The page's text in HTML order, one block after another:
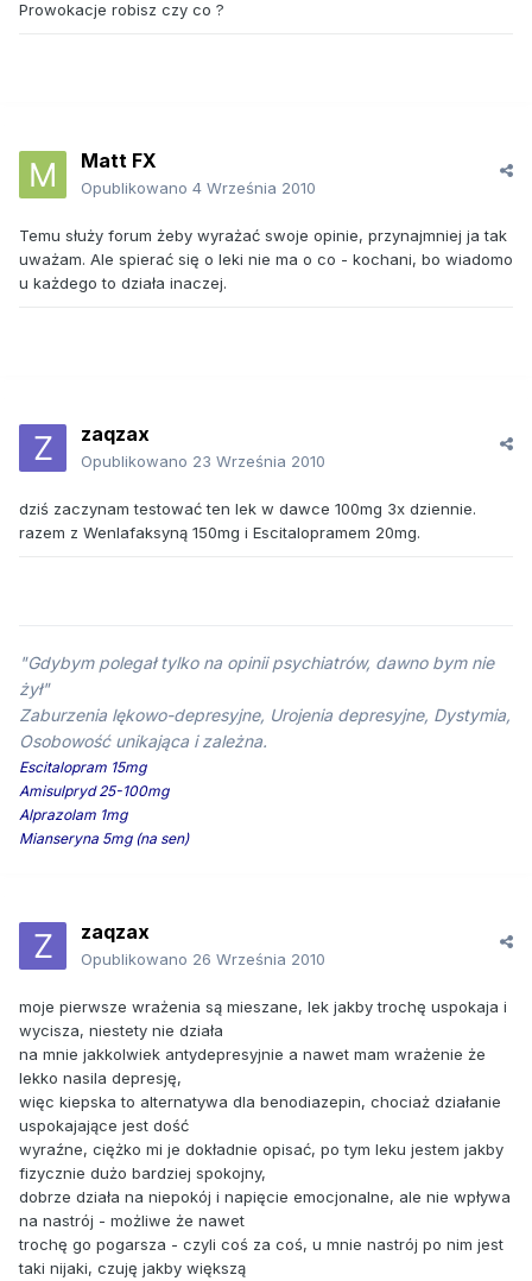
Prowokacje robisz czy co ?
Matt FX
Opublikowano 4 Września 2010
Temu służy forum żeby wyrażać swoje opinie, przynajmniej ja tak
uważam. Ale spierać się o leki nie ma o co - kochani, bo wiadomo
u każdego to działa inaczej.
zaqzax
Opublikowano 23 Września 2010
dziś zaczynam testować ten lek w dawce 100mg 3x dziennie.
razem z Wenlafaksyną 150mg i Escitalopramem 20mg.
"Gdybym polegał tylko na opinii psychiatrów, dawno bym nie
żył"
Zaburzenia lękowo-depresyjne, Urojenia depresyjne, Dystymia,
Osobowość unikająca i zależna.
Escitalopram 15mg
Amisulpryd 25-100mg
Alprazolam 1mg
Mianseryna 5mg (na sen)
zaqzax
Opublikowano 26 Września 2010
moje pierwsze wrażenia są mieszane, lek jakby trochę uspokaja i
wycisza, niestety nie działa
na mnie jakkolwiek antydepresyjnie a nawet mam wrażenie że
lekko nasila depresję,
więc kiepska to alternatywa dla benodiazepin, chociaż działanie
uspokajające jest dość
wyraźne, ciężko mi je dokładnie opisać, po tym leku jestem jakby
fizycznie dużo bardziej spokojny,
dobrze działa na niepokój i napięcie emocjonalne, ale nie wpływa
na nastrój - możliwe że nawet
trochę go pogarsza - czyli coś za coś, u mnie nastrój po nim jest
taki nijaki, czuję jakby większą